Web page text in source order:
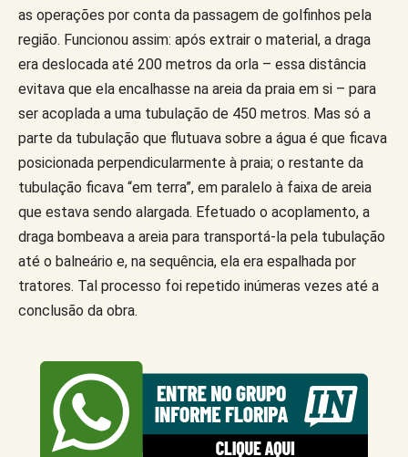
as operações por conta da passagem de golfinhos pela
região. Funcionou assim: após extrair o material, a draga
era deslocada até 200 metros da orla – essa distância
evitava que ela encalhasse na areia da praia em si – para
ser acoplada a uma tubulação de 450 metros. Mas só a
parte da tubulação que flutuava sobre a água é que ficava
posicionada perpendicularmente à praia; o restante da
tubulação ficava “em terra”, em paralelo à faixa de areia
que estava sendo alargada. Efetuado o acoplamento, a
draga bombeava a areia para transportá-la pela tubulação
até o balneário e, na sequência, ela era espalhada por
tratores. Tal processo foi repetido inúmeras vezes até a
conclusão da obra.